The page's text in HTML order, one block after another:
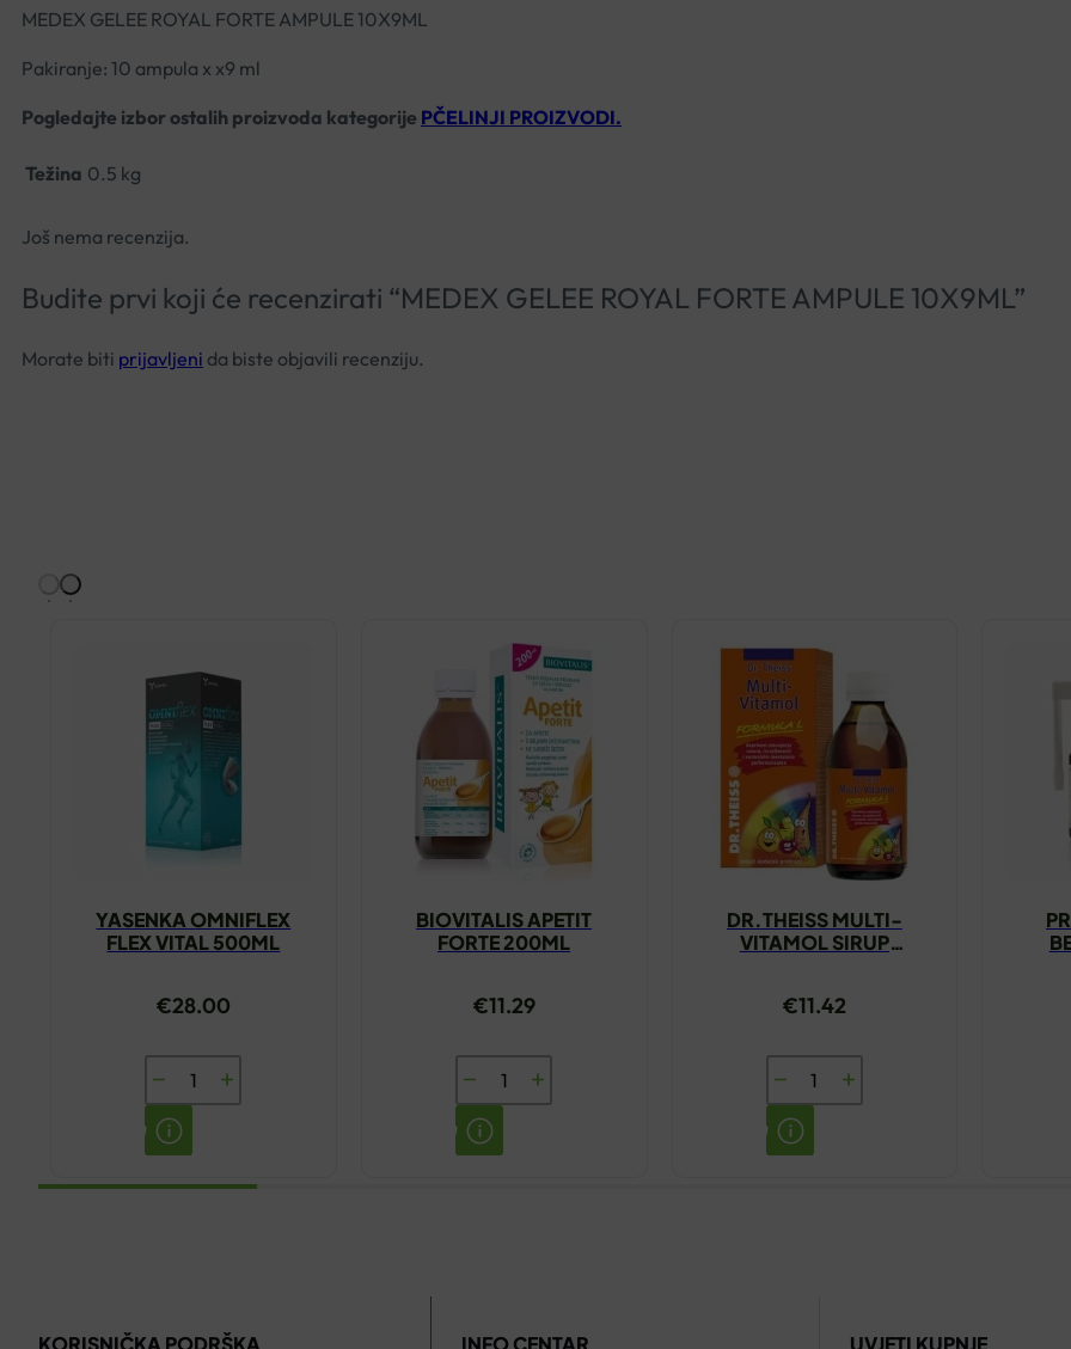
MEDEX GELEE ROYAL FORTE AMPULE 10X9ML
Pakiranje: 10 ampula x x9 ml
Pogledajte izbor ostalih proizvoda kategorije PČELINJI PROIZVODI.
Težina 0.5 kg
Još nema recenzija.
Budite prvi koji će recenzirati “MEDEX GELEE ROYAL FORTE AMPULE 10X9ML”
Morate biti prijavljeni da biste objavili recenziju.
YASENKA OMNIFLEX
FLEX VITAL 500ML
€28.00
YASENKA
OMNIFLEX
FLEX
VITAL
BIOVITALIS APETIT
FORTE 200ML
€11.29
BIOVITALIS
APETIT
FORTE
DR.THEISS MULTI-
VITAMOL SIRUP
€11.42
DR.THEISS
MULTI-
VITAMOL
KORISNIČKA PODRŠKA INFO CENTAR UVJETI KUPNJE